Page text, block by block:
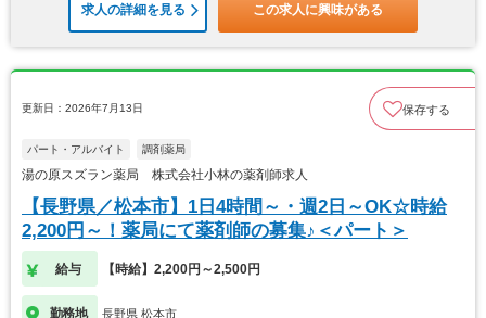
求人の詳細を見る この求人に興味がある
更新日：2026年7月13日 保存する
パート・アルバイト 調剤薬局
湯の原スズラン薬局 株式会社小林の薬剤師求人
【長野県／松本市】1日4時間～・週2日～OK☆時給
2,200円～！薬局にて薬剤師の募集♪＜パート＞
給与 【時給】2,200円～2,500円
勤務地 長野県 松本市